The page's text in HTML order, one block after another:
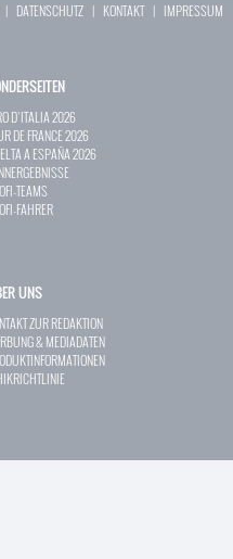
| DATENSCHUTZ | KONTAKT| IMPRESSUM
D`ITALIA 2026
DE FRANCE 2026
A ESPAÑA 2026
TEAMS
FAHRER
UNS
ZUR REDAKTION
& MEDIADATEN